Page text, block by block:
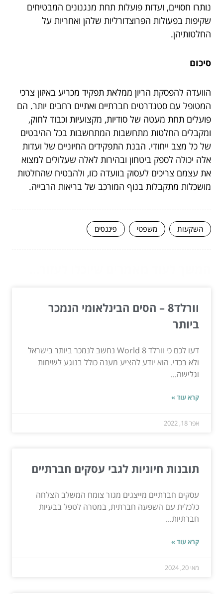
נותרו חסויים, ועדות פועלות תחת מנגנונים המבטיחים
שקיפות בפעולות הפרוצדורליות שלהן ואחריות על
החלטותיהן.
סיכום
הוועדה להפסקת הריון ממלאת תפקיד מכריע באיזון צרכי
המטופל עם סטנדרטים חברתיים ואתיים רחבים יותר. הם
פועלים תחת מעטה של סודיות, מקצועיות וכבוד לחוק,
ומקבלים החלטות מתחשבות המתחשבות בכל ההיבטים
של כל מצב ייחודי. הבנת התפקידים החיוניים של ועדות
אלה יכולה לספק ביטחון ובהירות לאלה שעלולים למצוא
את עצמם צריכים לעסוק בוועדה כזו, ולהבטיח שהחלטות
מושכלות מתקבלות בנוף המורכב של בריאות הרבייה.
השקעות משפטי פיננסים
וורלד8 – הסים הבינלאומי הנמכר
ביותר
דעו לכם כי וורלד 8 World נחשב לנמכר ביותר בישראל
ולא בכדי. הוא יודע להציע מענה כולל בנוגע לשיחות
וגלישה...
קרא עוד »
אפר 18, 2022
תובנות חיוניות לגבי עסקים חברתיים
עסקים חברתיים מייצגים מגזר צומח המשלב הצלחה
כלכלית עם השפעה חברתית, במטרה לטפל בבעיות
חברתיות...
קרא עוד »
מאי 20, 2024